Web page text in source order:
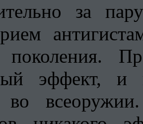
за
поколения.
эффект, и
во